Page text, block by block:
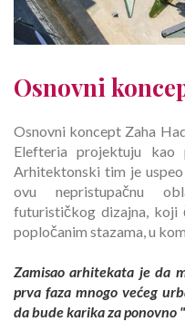
Osnovni
Osnovni koncept Zaha
Elefteria projektuju kao
Arhitektonski tim je
ovu nepristupačnu
futurističkog dizajna, koji
popločanim stazama, u
Zamisao arhitekata je da
prva faza mnogo većeg
da bude karika za ponovno